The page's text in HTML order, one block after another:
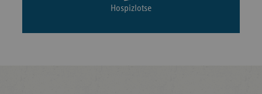
Hospizlotse